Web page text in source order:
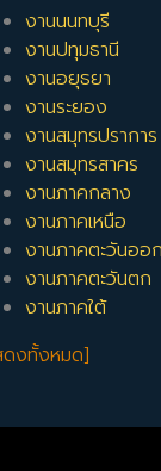
งานนนทบุรี
งานปทุมธานี
งานอยุธยา
งานระยอง
งานสมุทรปราการ
งานสมุทรสาคร
งานภาคกลาง
งานภาคเหนือ
งานภาคตะวันออก
งานภาคตะวันตก
งานภาคใต้
งทั้งหมด]